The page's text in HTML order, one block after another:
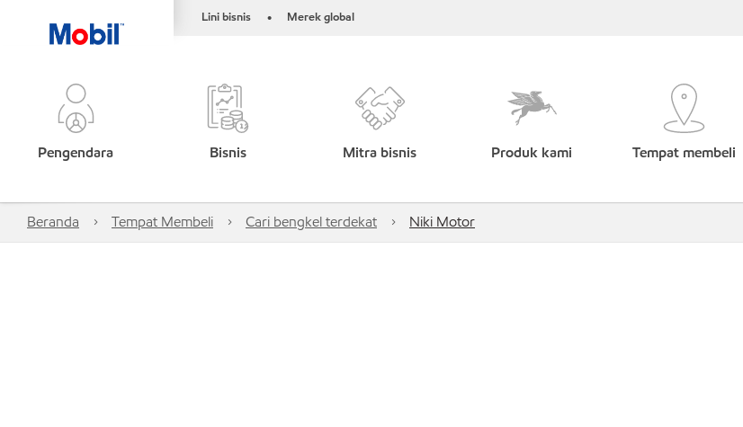
Lini bisnis • Merek global
Pengendara Bisnis Mitra bisnis Produk kami Tempat membeli
Beranda Tempat Membeli Cari bengkel terdekat Niki Motor